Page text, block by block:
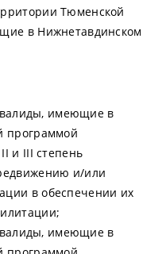
Тюменской
в Нижнетавдинском
имеющие в
программой
и III степень
и/или
в обеспечении их
имеющие в